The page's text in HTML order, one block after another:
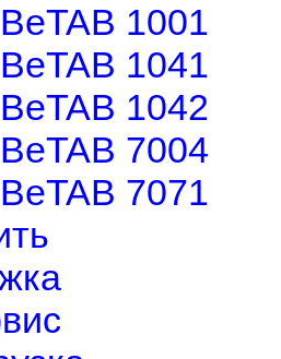
BeTAB 1001
BeTAB 1041
BeTAB 1042
BeTAB 7004
BeTAB 7071